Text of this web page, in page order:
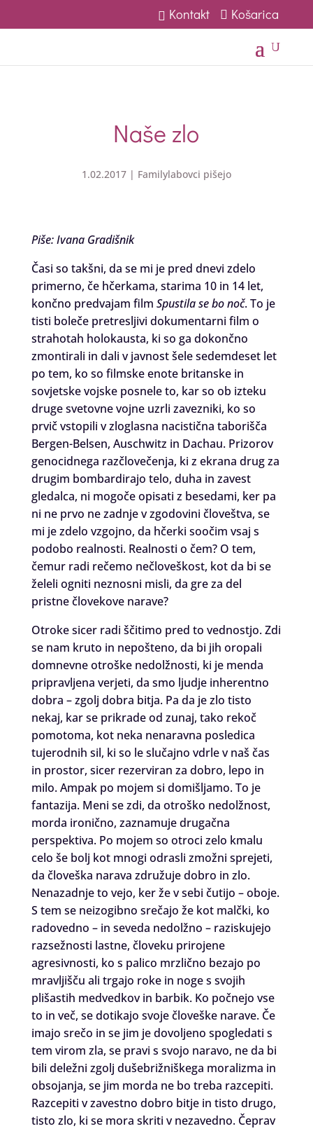
Kontakt Košarica
U
Naše zlo
1.02.2017| Familylabovci pišejo
Piše: Ivana Gradišnik
Časi so takšni, da se mi je pred dnevi zdelo
primerno, če hčerkama, starima 10 in 14 let,
končno predvajam film Spustila se bo noč. To je
tisti boleče pretresljivi dokumentarni film o
strahotah holokausta, ki so ga dokončno
zmontirali in dali v javnost šele sedemdeset let
po tem, ko so filmske enote britanske in
sovjetske vojske posnele to, kar so ob izteku
druge svetovne vojne uzrli zavezniki, ko so
prvič vstopili v zloglasna nacistična taborišča
Bergen-Belsen, Auschwitz in Dachau. Prizorov
genocidnega razčlovečenja, ki z ekrana drug za
drugim bombardirajo telo, duha in zavest
gledalca, ni mogoče opisati z besedami, ker pa
ni ne prvo ne zadnje v zgodovini človeštva, se
mi je zdelo vzgojno, da hčerki soočim vsaj s
podobo realnosti. Realnosti o čem? O tem,
čemur radi rečemo nečloveškost, kot da bi se
želeli ogniti neznosni misli, da gre za del
pristne človekove narave?
Otroke sicer radi ščitimo pred to vednostjo. Zdi
se nam kruto in nepošteno, da bi jih oropali
domnevne otroške nedolžnosti, ki je menda
pripravljena verjeti, da smo ljudje inherentno
dobra – zgolj dobra bitja. Pa da je zlo tisto
nekaj, kar se prikrade od zunaj, tako rekoč
pomotoma, kot neka nenaravna posledica
tujerodnih sil, ki so le slučajno vdrle v naš čas
in prostor, sicer rezerviran za dobro, lepo in
milo. Ampak po mojem si domišljamo. To je
fantazija. Meni se zdi, da otroško nedolžnost,
morda ironično, zaznamuje drugačna
perspektiva. Po mojem so otroci zelo kmalu
celo še bolj kot mnogi odrasli zmožni sprejeti,
da človeška narava združuje dobro in zlo.
Nenazadnje to vejo, ker že v sebi čutijo – oboje.
S tem se neizogibno srečajo že kot malčki, ko
radovedno – in seveda nedolžno – raziskujejo
razsežnosti lastne, človeku prirojene
agresivnosti, ko s palico mrzlično bezajo po
mravljišču ali trgajo roke in noge s svojih
plišastih medvedkov in barbik. Ko počnejo vse
to in več, se dotikajo svoje človeške narave. Če
imajo srečo in se jim je dovoljeno spogledati s
tem virom zla, se pravi s svojo naravo, ne da bi
bili deležni zgolj dušebrižniškega moralizma in
obsojanja, se jim morda ne bo treba razcepiti.
Razcepiti v zavestno dobro bitje in tisto drugo,
tisto zlo, ki se mora skriti v nezavedno. Čeprav